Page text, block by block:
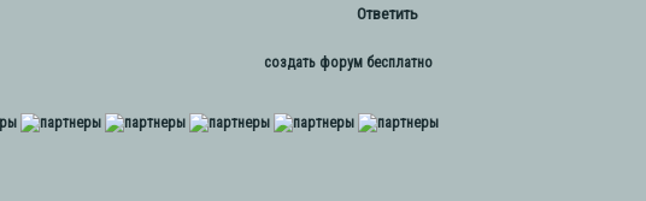
Ответить
создать форум бесплатно